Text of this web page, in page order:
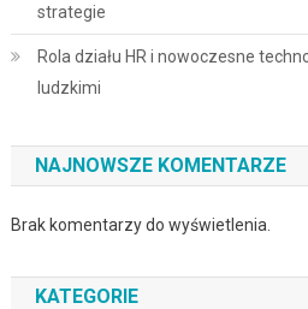
strategie
Rola działu HR i nowoczesne
ludzkimi
NAJNOWSZE KOMENTARZE
Brak komentarzy do wyświetlenia.
KATEGORIE